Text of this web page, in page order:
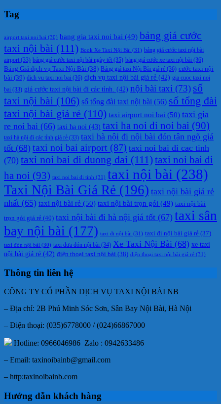
Tag
airport taxi noi bai (30) bang gia taxi noi bai (49) bảng giá cước
taxi nội bài (111) Book Xe Taxi Nội Bài (31) bảng giá cước taxi nội bài
airport (33) bảng giá cước taxi nội bài ngày tết (35) bảng giá cước xe taxi nội bài (36)
Bảng Giá dịch vụ Taxi Nội Bài (38) Bảng giá taxi Nội Bài giá rẻ (36) cước taxi nội
bài (39) dich vu taxi noi bai (36) dịch vụ taxi nội bài giá rẻ (42) gia cuoc taxi noi
bai (33) giá cước taxi nội bài đi các tỉnh. (42) nội bài taxi (73) số
taxi nội bài (106) số tổng đài taxi nội bài (56) số tổng đài
taxi nội bài giá rẻ (110) taxi airport noi bai (50) taxi gia
re noi bai (66) taxi ha noi (43) taxi ha noi di noi bai (90)
taxi hà nội đi các tỉnh giá rẻ (33) taxi hà nội đi nội bài đón tận ngõ giá
tốt (68) taxi noi bai airport (87) taxi noi bai di cac tinh
(70) taxi noi bai di duong dai (111)taxi noi bai di
ha noi (93) taxi noi bai di tinh (31) taxi nội bài (238)
Taxi Nội Bài Giá Rẻ (196) taxi nội bài giá rẻ
nhất (65) taxi nội bài rẻ (50) taxi nội bài trọn gói (49) taxi nội bài
trọn gói giá rẻ (40) taxi nội bài đi hà nội giá tốt (67) taxi sân
bay nội bài (177) taxi đi nội bài (31) taxi đi nội bài giá rẻ (37)
taxi đón nội bài (30) taxi đưa đón nội bài (34) Xe Taxi Nội Bài (68) xe taxi
nội bài giá rẻ (42) điện thoại taxi nội bài (38) điện thoại taxi nội bài giá rẻ (31)
Thông tin liên hệ
CÔNG TY CỔ PHẦN DỊCH VỤ TAXI NỘI BÀI NB
– Địa chỉ: 2B Phú Minh Sóc Sơn, Sân Bay Nội Bài, Hà Nội
– Điện thoại: (035)6778000 / (024)66867000
Hotline: 0966046986 Zalo : 0942633486
– Email: taxinoibainb@gmail.com
– http:taxinoibainb.com
Hướng dẫn khách hàng